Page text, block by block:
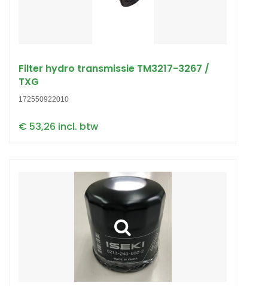
Filter hydro transmissie TM3217-3267 /
TXG
172550922010
€ 53,26 incl. btw